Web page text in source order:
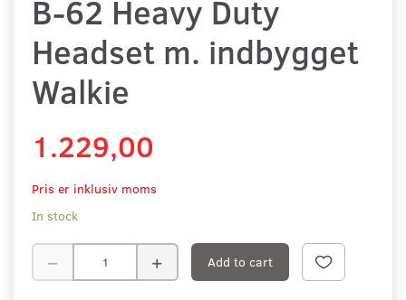
B-62 Heavy Duty
Headset m. indbygget
Walkie
1.229,00
Pris er inklusiv moms
In stock
Add to cart